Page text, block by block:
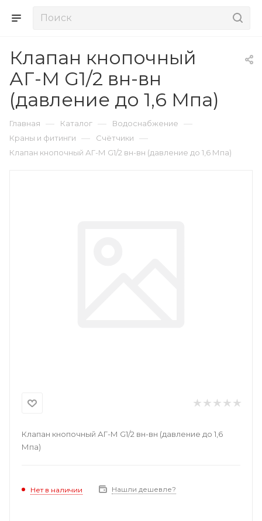
Клапан кнопочный
АГ-М G1/2 вн-вн
(давление до 1,6 Мпа)
Главная — Каталог — Водоснабжение —
Краны и фитинги — Счётчики —
Клапан кнопочный АГ-М G1/2 вн-вн (давление до 1,6 Мпа)
Клапан кнопочный АГ-М G1/2 вн-вн (давление до 1,6
Мпа)
Нет в наличии Нашли дешевле?